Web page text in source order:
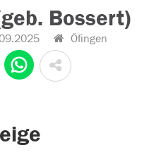
Bossert)
Öfingen